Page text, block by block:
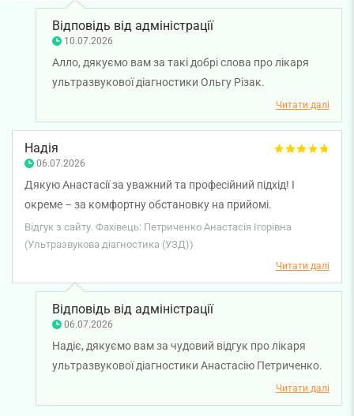
Відповідь від адміністрації
10.07.2026
Алло, дякуємо вам за такі добрі слова про лікаря
ультразвукової діагностики Ольгу Різак.
Надзвичайно цінно, що професійність, уважність і
вміння лікаря доступно пояснити результати
обстеження допомогли вам отримати приємний
досвід від візиту. Бажаємо вам міцного здоров'я!
Читати далі
Надія
06.07.2026
Дякую Анастасії за уважний та професійний підхід! І
окреме – за комфортну обстановку на прийомі.
Залишилась дуже задоволеною і обовʼязково буду
звертатись до вас на планові огляди.
Відгук з сайту. Фахівець: Петриченко Анастасія Ігорівна
(Ультразвукова діагностика (УЗД))
Читати далі
Відповідь від адміністрації
06.07.2026
Надіє, дякуємо вам за чудовий відгук про лікаря
ультразвукової діагностики Анастасію Петриченко.
отримував не лише якісну медичну допомогу, а й
Читати далі